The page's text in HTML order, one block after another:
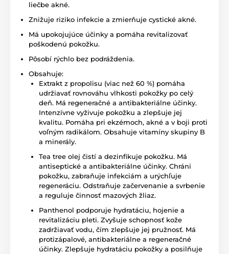
liečbe akné.
Znižuje riziko infekcie a zmierňuje cystické akné.
Má upokojujúce účinky a pomáha revitalizovať
poškodenú pokožku.
Pôsobí rýchlo bez podráždenia.
Obsahuje:
Extrakt z propolisu (viac než 60 %) pomáha
udržiavať rovnováhu vlhkosti pokožky po celý
deň. Má regeneračné a antibakteriálne účinky.
Intenzívne vyživuje pokožku a zlepšuje jej
kvalitu. Pomáha pri ekzémoch, akné a v boji proti
voľným radikálom. Obsahuje vitamíny skupiny B
a minerály.
Tea tree olej čistí a dezinfikuje pokožku. Má
antiseptické a antibakteriálne účinky. Chráni
pokožku, zabraňuje infekciám a urýchľuje
regeneráciu. Odstraňuje začervenanie a svrbenie
a reguluje činnosť mazových žliaz.
Panthenol podporuje hydratáciu, hojenie a
revitalizáciu pleti. Zvyšuje schopnosť kože
zadržiavať vodu, čím zlepšuje jej pružnosť. Má
protizápalové, antibakteriálne a regeneračné
účinky. Zlepšuje hydratáciu pokožky a posilňuje